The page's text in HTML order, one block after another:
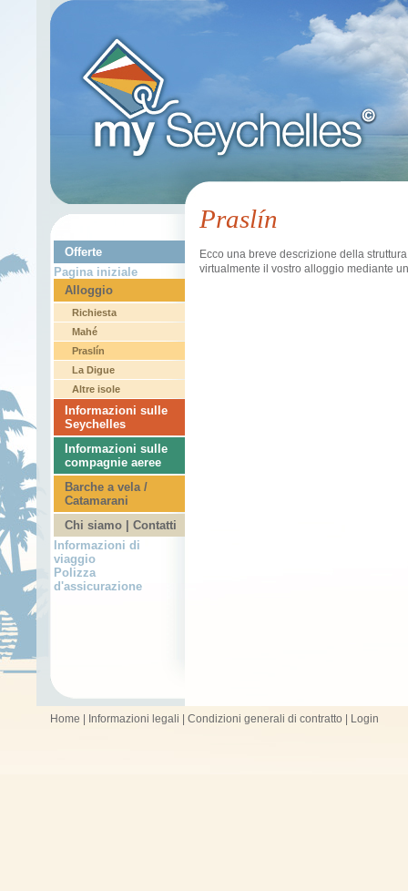
Offerte
Pagina iniziale
Alloggio
Richiesta
Mahé
Praslín
La Digue
Altre isole
Informazioni sulle
Seychelles
Informazioni sulle
compagnie aeree
Barche a vela /
Catamarani
Chi siamo | Contatti
Informazioni di
viaggio
Polizza
d'assicurazione
Praslín
Ecco una breve descrizione della
virtualmente il vostro alloggio mediante
Home Informazioni legali Condizioni generali di contratto Login